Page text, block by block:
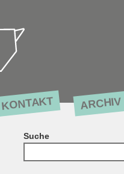
KONTAKT ARCHIV
Suche
nach: